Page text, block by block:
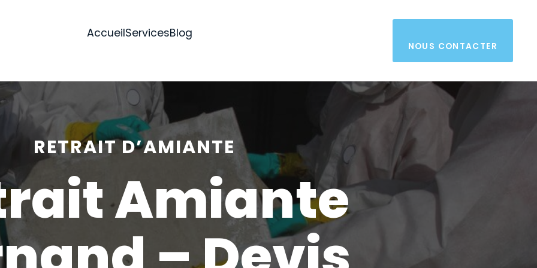
AccueilServicesBlog
NOUS CONTACTER
RETRAIT D’AMIANTE
Amiante